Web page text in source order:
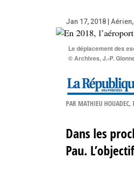
Jan 17, 2018 |Aérien,
Le déplacement des
© Archives, J.-P.
PAR MATHIEU HOUADEC,
Dans les
Pau.